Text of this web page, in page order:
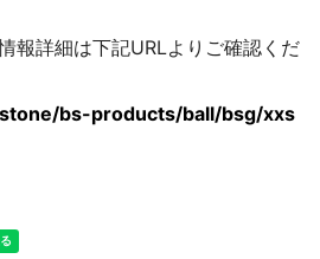
報詳細は下記URLよりご確認くだ
bs-products/ball/bsg/xxs